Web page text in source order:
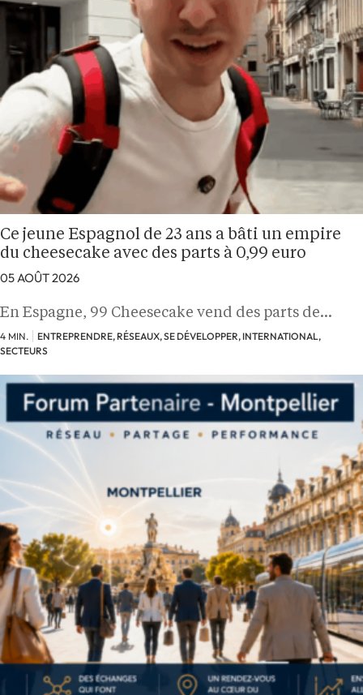
Ce jeune Espagnol de 23 ans a bâti un empire
du cheesecake avec des parts à 0,99 euro
05 AOÛT 2026
En Espagne, 99 Cheesecake vend des parts de…
4 MIN.
ENTREPRENDRE, RÉSEAUX, SE DÉVELOPPER, INTERNATIONAL,
SECTEURS